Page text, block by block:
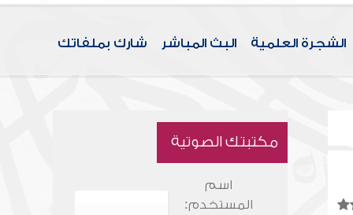
الشجرة العلمية البث المباشر شارك بملفاتك
مكتبتك الصوتية
اسم
المستخدم: